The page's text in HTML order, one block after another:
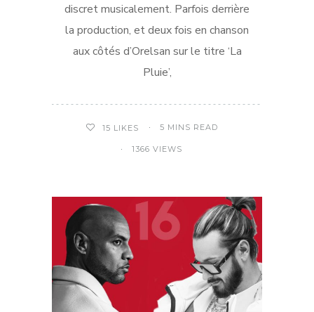
discret musicalement. Parfois derrière
la production, et deux fois en chanson
aux côtés d’Orelsan sur le titre ‘La
Pluie’,
15 LIKES 5 MINS READ
1366 VIEWS